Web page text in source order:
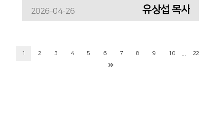
2026-04-26 유상섭 목사
1 2 3 4 5 6 7 8 9 10 22